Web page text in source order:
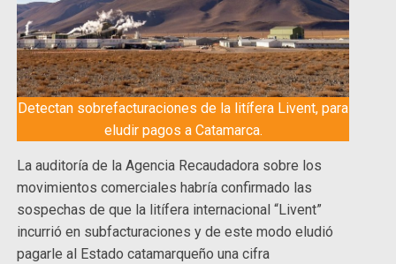
Detectan sobrefacturaciones de la litífera Livent, para
eludir pagos a Catamarca.
La auditoría de la Agencia Recaudadora sobre los
movimientos comerciales habría confirmado las
sospechas de que la litífera internacional “Livent”
incurrió en subfacturaciones y de este modo eludió
pagarle al Estado catamarqueño una cifra